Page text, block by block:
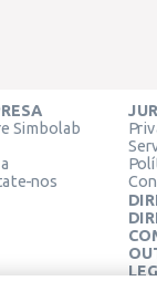
Simbolab
nos